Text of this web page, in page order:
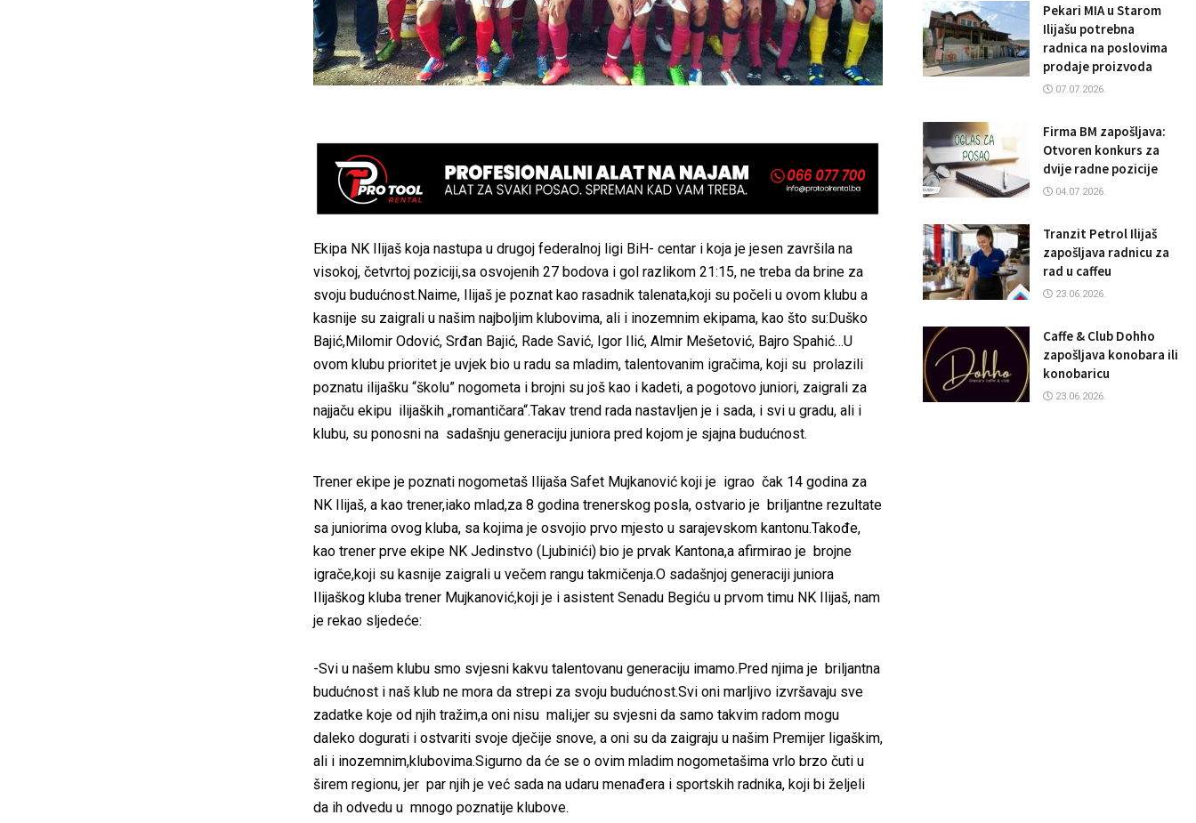
Ekipa NK Ilijaš koja nastupa u drugoj federalnoj ligi BiH- centar i koja je jesen završila na
visokoj, četvrtoj poziciji,sa osvojenih 27 bodova i gol razlikom 21:15, ne treba da brine za
svoju budućnost.Naime, Ilijaš je poznat kao rasadnik talenata,koji su počeli u ovom klubu a
kasnije su zaigrali u našim najboljim klubovima, ali i inozemnim ekipama, kao što su:Duško
Bajić,Milomir Odović, Srđan Bajić, Rade Savić, Igor Ilić, Almir Mešetović, Bajro Spahić…U
ovom klubu prioritet je uvjek bio u radu sa mladim, talentovanim igračima, koji su prolazili
poznatu ilijašku “školu” nogometa i brojni su još kao i kadeti, a pogotovo juniori, zaigrali za
najjaču ekipu ilijaških „romantičara“.Takav trend rada nastavljen je i sada, i svi u gradu, ali i
klubu, su ponosni na sadašnju generaciju juniora pred kojom je sjajna budućnost.
Trener ekipe je poznati nogometaš Ilijaša Safet Mujkanović koji je igrao čak 14 godina za
NK Ilijaš, a kao trener,iako mlad,za 8 godina trenerskog posla, ostvario je briljantne rezultate
sa juniorima ovog kluba, sa kojima je osvojio prvo mjesto u sarajevskom kantonu.Takođe,
kao trener prve ekipe NK Jedinstvo (Ljubinići) bio je prvak Kantona,a afirmirao je brojne
igrače,koji su kasnije zaigrali u večem rangu takmičenja.O sadašnjoj generaciji juniora
Ilijaškog kluba trener Mujkanović,koji je i asistent Senadu Begiću u prvom timu NK Ilijaš, nam
je rekao sljedeće:
-Svi u našem klubu smo svjesni kakvu talentovanu generaciju imamo.Pred njima je briljantna
budućnost i naš klub ne mora da strepi za svoju budućnost.Svi oni marljivo izvršavaju sve
zadatke koje od njih tražim,a oni nisu mali,jer su svjesni da samo takvim radom mogu
daleko dogurati i ostvariti svoje dječije snove, a oni su da zaigraju u našim Premijer ligaškim,
ali i inozemnim,klubovima.Sigurno da će se o ovim mladim nogometašima vrlo brzo čuti u
širem regionu, jer par njih je već sada na udaru menađera i sportskih radnika, koji bi željeli
da ih odvedu u mnogo poznatije klubove.
Pekari MIA u Starom
Ilijašu potrebna
radnica na poslovima
prodaje proizvoda
07.07.2026.
Firma BM zapošljava:
Otvoren konkurs za
dvije radne pozicije
04.07.2026.
Tranzit Petrol Ilijaš
zapošljava radnicu za
rad u caffeu
23.06.2026.
Caffe & Club Dohho
zapošljava konobara ili
konobaricu
23.06.2026.